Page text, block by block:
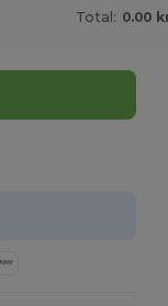
Total: 0.00